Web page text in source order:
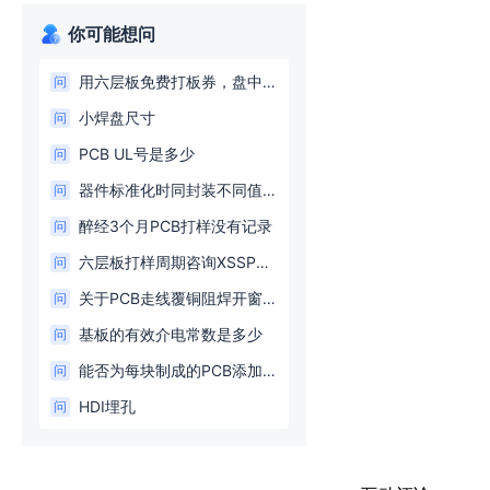
你可能想问
问 用六层板免费打板券，盘中孔尺寸最小多少？
问 小焊盘尺寸
问 PCB UL号是多少
问 器件标准化时同封装不同值的器件无法标准化
问 醉经3个月PCB打样没有记录
问 六层板打样周期咨询XSSPROBE9
问 关于PCB走线覆铜阻焊开窗增加钢网开窗的标准问题
问 基板的有效介电常数是多少
问 能否为每块制成的PCB添加唯一板号？
问 HDI埋孔